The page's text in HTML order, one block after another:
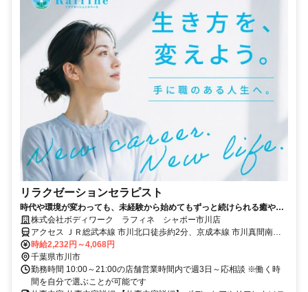
リラクゼーションセラピスト
時代や環境が変わっても、未経験から始めてもずっと続けられる癒やし
の仕事。手に職を身につけて、生き方を変えよう。
株式会社ボディワーク ラフィネ シャポー市川店
アクセス ＪＲ総武本線 市川北口徒歩約2分、京成本線 市川真間南口
徒歩約9分、京成本線 国府台徒歩約14分 最寄駅：市川駅
時給2,232円～4,068円
千葉県市川市
勤務時間 10:00～21:00の店舗営業時間内で週3日～応相談 ※働く時
間を自分で選ぶことが可能です